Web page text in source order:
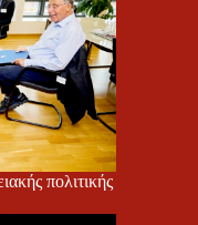
πολιτικής